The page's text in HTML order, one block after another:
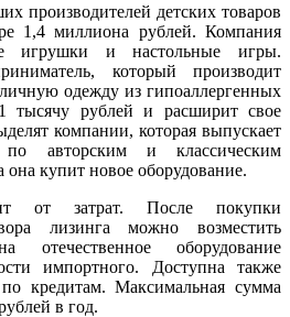
производителей детских товаров
1,4 миллиона рублей. Компания
игрушки и настольные игры.
который производит
одежду из гипоаллергенных
тысячу рублей и расширит свое
компании, которая выпускает
по авторским и классическим
она купит новое оборудование.
от затрат. После покупки
лизинга можно возместить
отечественное оборудование
импортного. Доступна также
кредитам. Максимальная сумма
в год.